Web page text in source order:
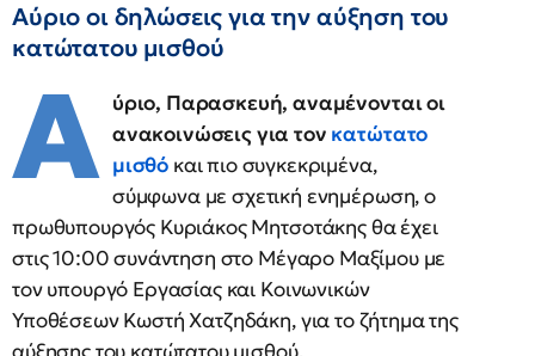
Αύριο οι δηλώσεις για την αύξηση του
κατώτατου μισθού
Α ύριο, Παρασκευή, αναμένονται οι
ανακοινώσεις για τον κατώτατο
μισθό και πιο συγκεκριμένα,
σύμφωνα με σχετική ενημέρωση, ο
πρωθυπουργός Κυριάκος Μητσοτάκης θα έχει
στις 10:00 συνάντηση στο Μέγαρο Μαξίμου με
τον υπουργό Εργασίας και Κοινωνικών
Υποθέσεων Κωστή Χατζηδάκη, για το ζήτημα της